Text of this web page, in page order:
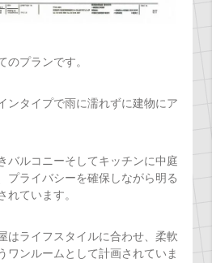
のプランです。
ンタイプで雨に濡れずに建物にア
バルコニーそしてキッチンに中庭
プライバシーを確保しながら明る
れています。
はライフスタイルに合わせ、柔軟
ワンルームとして計画されていま